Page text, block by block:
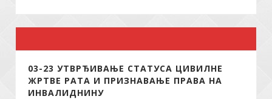
03-23 УТВРЂИВАЊЕ СТАТУСА ЦИВИЛНЕ
ЖРТВЕ РАТА И ПРИЗНАВАЊЕ ПРАВА НА
ИНВАЛИДНИНУ